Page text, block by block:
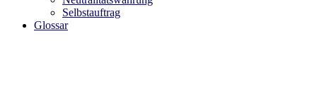
Selbstauftrag
Glossar